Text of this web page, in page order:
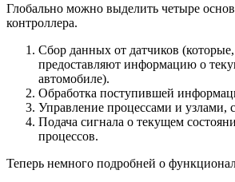
Глобально можно выделить четыре
контроллера.
Сбор данных от датчиков
предоставляют информацию о
автомобиле).
Обработка поступившей
Управление процессами и узлами,
Подача сигнала о текущем
процессов.
Теперь немного подробней о